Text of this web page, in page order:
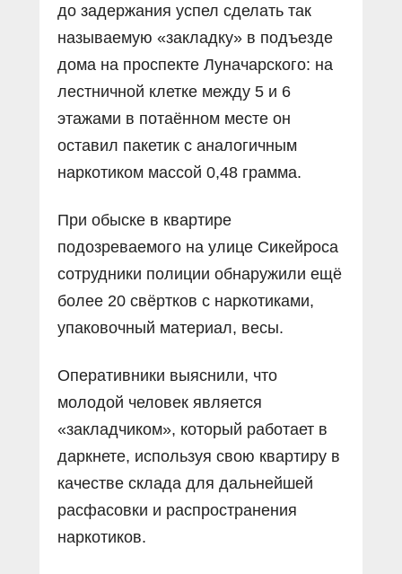
до задержания успел сделать так
называемую «закладку» в подъезде
дома на проспекте Луначарского: на
лестничной клетке между 5 и 6
этажами в потаённом месте он
оставил пакетик с аналогичным
наркотиком массой 0,48 грамма.
При обыске в квартире
подозреваемого на улице Сикейроса
сотрудники полиции обнаружили ещё
более 20 свёртков с наркотиками,
упаковочный материал, весы.
Оперативники выяснили, что
молодой человек является
«закладчиком», который работает в
даркнете, используя свою квартиру в
качестве склада для дальнейшей
расфасовки и распространения
наркотиков.